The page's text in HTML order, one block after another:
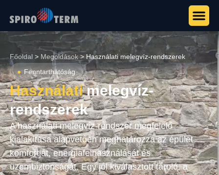
Főoldal > Megoldások> Használati melegvíz-rendszerek
Fenntarthatóság
Használatimelegvíz-
rendszerek
A használati melegvíz-rendszer megfelelő
kialakítása alapvetően meghatározza az épület
komfortját, energiafelhasználását és
üzembiztonságát. Egy jól kiválasztott tároló, a